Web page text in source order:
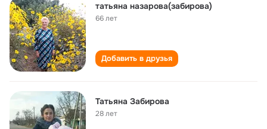
татьяна назарова(забирова)
66 лет
Добавить в друзья
Татьяна Забирова
28 лет